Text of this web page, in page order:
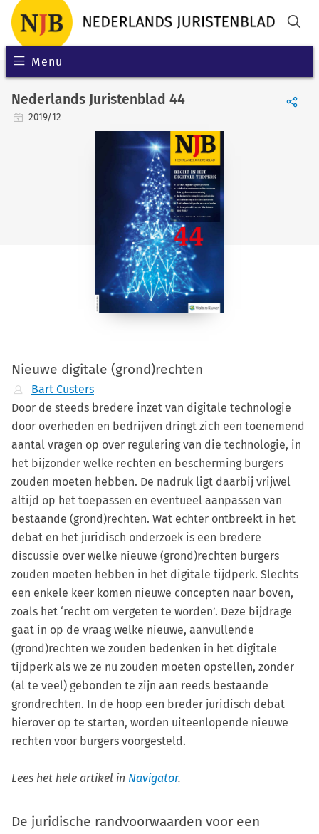
Menu
Nederlands Juristenblad 44
2019/12
Nieuwe digitale (grond)rechten
Bart Custers
Door de steeds bredere inzet van digitale technologie
door overheden en bedrijven dringt zich een toenemend
aantal vragen op over regulering van die technologie, in
het bijzonder welke rechten en bescherming burgers
zouden moeten hebben. De nadruk ligt daarbij vrijwel
altijd op het toepassen en eventueel aanpassen van
bestaande (grond)rechten. Wat echter ontbreekt in het
debat en het juridisch onderzoek is een bredere
discussie over welke nieuwe (grond)rechten burgers
zouden moeten hebben in het digitale tijdperk. Slechts
een enkele keer komen nieuwe concepten naar boven,
zoals het ‘recht om vergeten te worden’. Deze bijdrage
gaat in op de vraag welke nieuwe, aanvullende
(grond)rechten we zouden bedenken in het digitale
tijdperk als we ze nu zouden moeten opstellen, zonder
(al te veel) gebonden te zijn aan reeds bestaande
grondrechten. In de hoop een breder juridisch debat
hierover op te starten, worden uiteenlopende nieuwe
rechten voor burgers voorgesteld.
Lees het hele artikel in Navigator.
De juridische randvoorwaarden voor een